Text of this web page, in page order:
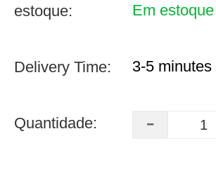
estoque: Em estoque
Delivery Time: 3-5 minutes
Quantidade: